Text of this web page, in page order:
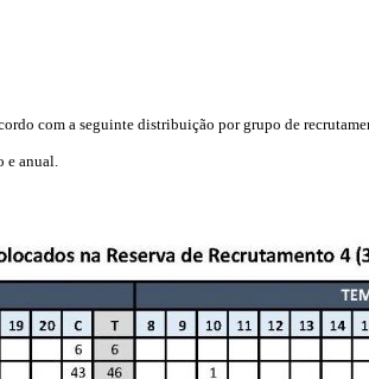
com a seguinte distribuição por grupo de
e anual.